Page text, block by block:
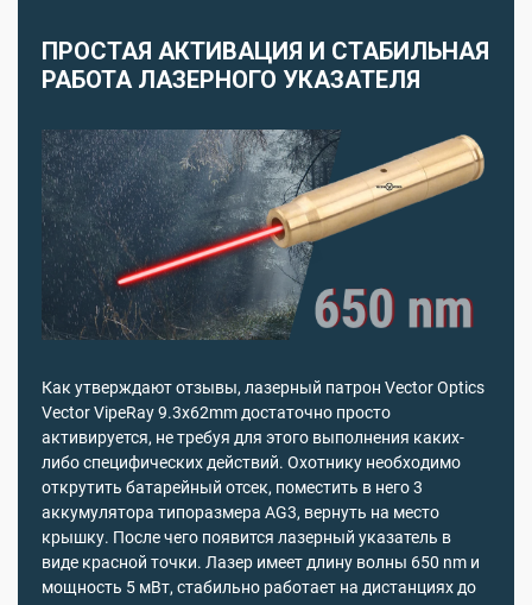
ПРОСТАЯ АКТИВАЦИЯ И СТАБИЛЬНАЯ
РАБОТА ЛАЗЕРНОГО УКАЗАТЕЛЯ
Как утверждают отзывы, лазерный патрон Vector Optics
Vector VipeRay 9.3x62mm достаточно просто
активируется, не требуя для этого выполнения каких-
либо специфических действий. Охотнику необходимо
открутить батарейный отсек, поместить в него 3
аккумулятора типоразмера AG3, вернуть на место
крышку. После чего появится лазерный указатель в
виде красной точки. Лазер имеет длину волны 650 nm и
мощность 5 мВт, стабильно работает на дистанциях до